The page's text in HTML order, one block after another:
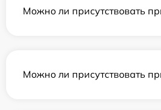
Можно ли присутствовать
Можно ли присутствовать